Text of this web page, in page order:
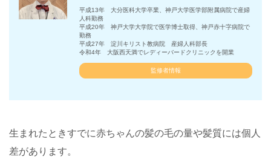
平成13年 大分医科大学卒業、神戸大学医学部附属病院で産婦
人科勤務
平成20年 神戸大学大学院で医学博士取得、神戸赤十字病院で
勤務
平成27年 淀川キリスト教病院 産婦人科部長
令和4年 大阪西天満でレディーバードクリニックを開業
監修者情報
生まれたときすでに赤ちゃんの髪の毛の量や髪質には個人
差があります。